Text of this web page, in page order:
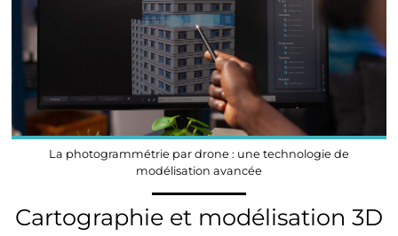
La photogrammétrie par drone : une technologie de
modélisation avancée
Cartographie et modélisation 3D